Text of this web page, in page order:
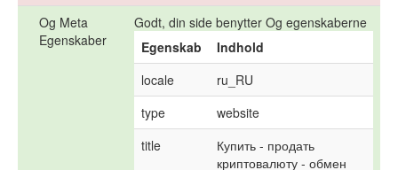
Og Meta
Egenskaber
Godt, din side benytter Og egenskaberne
Egenskab
Indhold
locale
ru_RU
type
website
title
Купить - продать
криптовалюту - обмен